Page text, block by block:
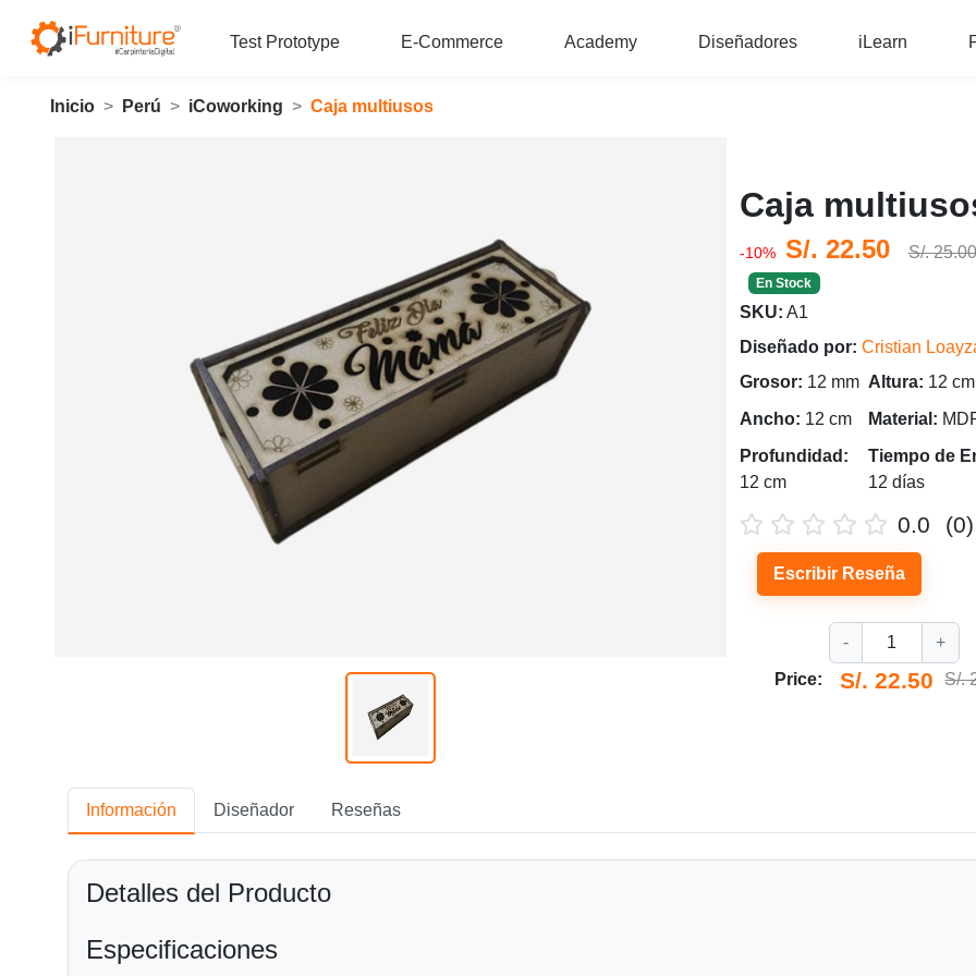
Test Prototype E-Commerce Academy Diseñadores iLearn
Inicio Perú iCoworking Caja multiusos
Caja
-10% S/. 22.50 S/. 25.00
En Stock
SKU: A1
Diseñado por: Cristian
Grosor: 12 mm
Ancho: 12 cm
Profundidad:
12 cm
Altura: 12 cm
Material:
Tiempo de
12 días
0.0 (0)
Escribir Reseña
Price: S/. 22.50 S/.
- 1 +
Información Diseñador Reseñas
Detalles del Producto
Especificaciones